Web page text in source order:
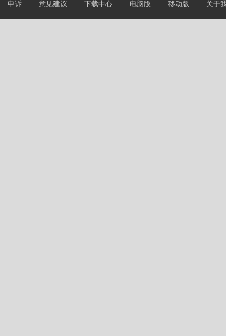
申诉 意见建议 下载中心 电脑版 移动版 关于